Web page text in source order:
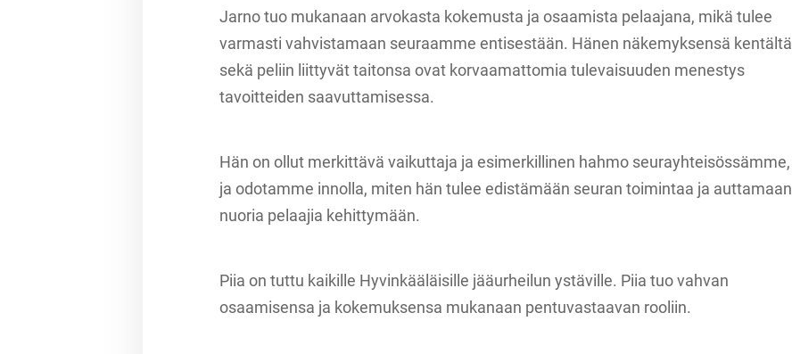
Jarno tuo mukanaan arvokasta kokemusta ja osaamista pelaajana, mikä tulee
varmasti vahvistamaan seuraamme entisestään. Hänen näkemyksensä kentältä
sekä peliin liittyvät taitonsa ovat korvaamattomia tulevaisuuden menestys
tavoitteiden saavuttamisessa.
Hän on ollut merkittävä vaikuttaja ja esimerkillinen hahmo seurayhteisössämme,
ja odotamme innolla, miten hän tulee edistämään seuran toimintaa ja auttamaan
nuoria pelaajia kehittymään.
Piia on tuttu kaikille Hyvinkääläisille jääurheilun ystäville. Piia tuo vahvan
osaamisensa ja kokemuksensa mukanaan pentuvastaavan rooliin.